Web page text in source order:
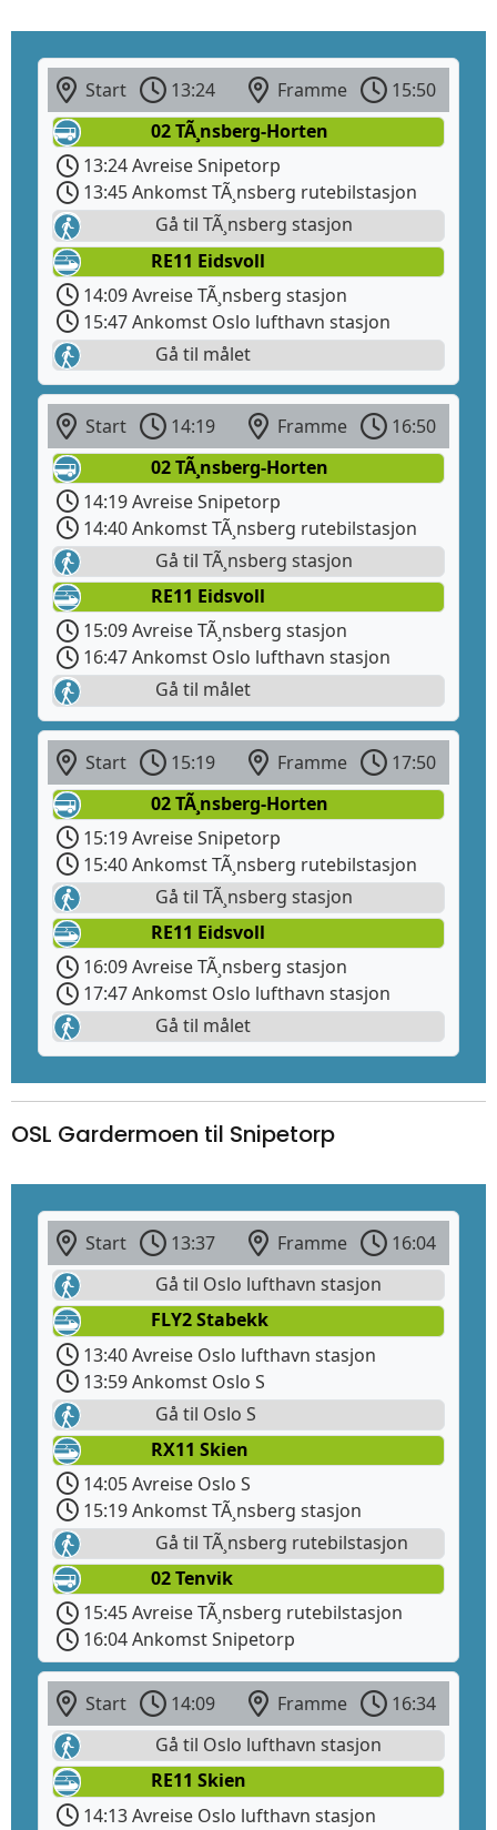
Start 13:24 Framme
15:50
02 TÃ¸nsberg-Horten
13:24 Avreise Snipetorp
13:45 Ankomst TÃ¸nsberg rutebilstasjon
Gå til TÃ¸nsberg stasjon
RE11 Eidsvoll
14:09 Avreise TÃ¸nsberg stasjon
15:47 Ankomst Oslo lufthavn stasjon
Gå til målet
Start 14:19 Framme
16:50
02 TÃ¸nsberg-Horten
14:19 Avreise Snipetorp
14:40 Ankomst TÃ¸nsberg rutebilstasjon
Gå til TÃ¸nsberg stasjon
RE11 Eidsvoll
15:09 Avreise TÃ¸nsberg stasjon
16:47 Ankomst Oslo lufthavn stasjon
Gå til målet
Start 15:19 Framme
17:50
02 TÃ¸nsberg-Horten
15:19 Avreise Snipetorp
15:40 Ankomst TÃ¸nsberg rutebilstasjon
Gå til TÃ¸nsberg stasjon
RE11 Eidsvoll
16:09 Avreise TÃ¸nsberg stasjon
17:47 Ankomst Oslo lufthavn stasjon
Gå til målet
OSL Gardermoen til Snipetorp
Start 13:37 Framme
16:04
Gå til Oslo lufthavn stasjon
FLY2 Stabekk
13:40 Avreise Oslo lufthavn stasjon
13:59 Ankomst Oslo S
Gå til Oslo S
RX11 Skien
14:05 Avreise Oslo S
15:19 Ankomst TÃ¸nsberg stasjon
Gå til TÃ¸nsberg rutebilstasjon
02 Tenvik
15:45 Avreise TÃ¸nsberg rutebilstasjon
16:04 Ankomst Snipetorp
Start 14:09 Framme
16:34
Gå til Oslo lufthavn stasjon
RE11 Skien
14:13 Avreise Oslo lufthavn stasjon